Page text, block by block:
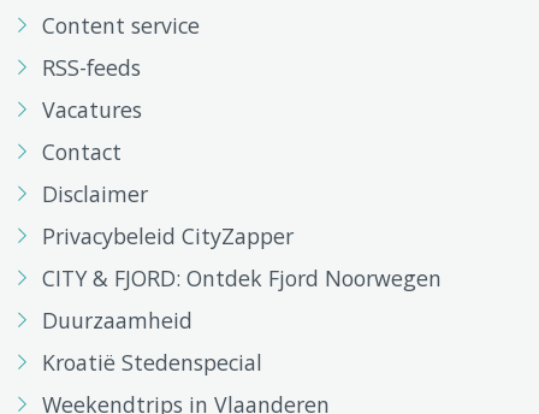
Content service
RSS-feeds
Vacatures
Contact
Disclaimer
Privacybeleid CityZapper
CITY & FJORD: Ontdek Fjord Noorwegen
Duurzaamheid
Kroatië Stedenspecial
Weekendtrips in Vlaanderen